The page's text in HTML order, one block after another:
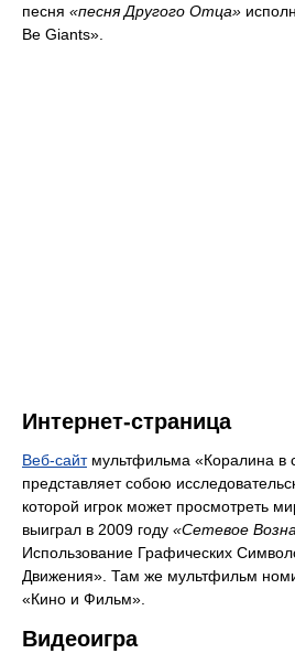
песня «песня Другого Отца»
Be Giants».
Интернет-страница
Веб-сайтмультфильма «Коралина в
представляет собою
которой игрок может просмотреть
выиграл в 2009 году «Сетевое
Использование Графических
Движения». Там же мультфильм
«Кино и Фильм».
Видеоигра